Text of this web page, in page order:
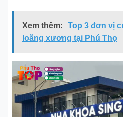
Xem thêm:
Top 3 đơn vị
loãng xương tại Phú Thọ